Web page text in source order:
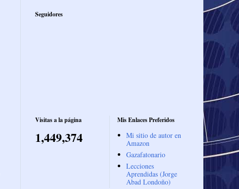
Seguidores
Visitas a la página
1,449,374
Mis Enlaces Preferidos
Mi sitio de autor en
Amazon
Gazafatonario
Lecciones
Aprendidas (Jorge
Abad Londoño)